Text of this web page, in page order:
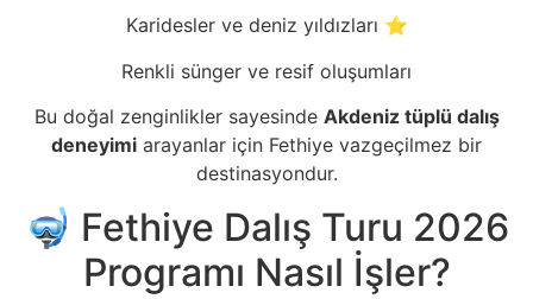
Karidesler ve deniz yıldızları ⭐
Renkli sünger ve resif oluşumları
Bu doğal zenginlikler sayesinde Akdeniz tüplü dalış
deneyimi arayanlar için Fethiye vazgeçilmez bir
destinasyondur.
🤿 Fethiye Dalış Turu 2026
Programı Nasıl İşler?